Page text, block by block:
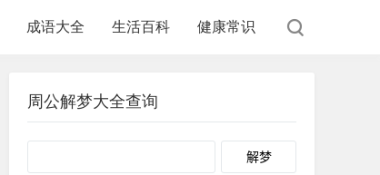
成语大全 生活百科 健康常识
周公解梦大全查询
Search